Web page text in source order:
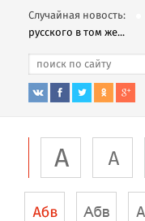
Случайная новость:
русского в том же...